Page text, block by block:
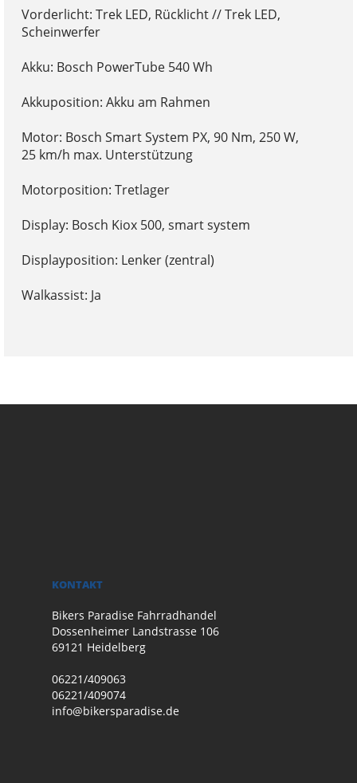
Vorderlicht: Trek LED, Rücklicht // Trek LED,
Scheinwerfer
Akku: Bosch PowerTube 540 Wh
Akkuposition: Akku am Rahmen
Motor: Bosch Smart System PX, 90 Nm, 250 W,
25 km/h max. Unterstützung
Motorposition: Tretlager
Display: Bosch Kiox 500, smart system
Displayposition: Lenker (zentral)
Walkassist: Ja
KONTAKT
Bikers Paradise Fahrradhandel
Dossenheimer Landstrasse 106
69121 Heidelberg
06221/409063
06221/409074
info@bikersparadise.de